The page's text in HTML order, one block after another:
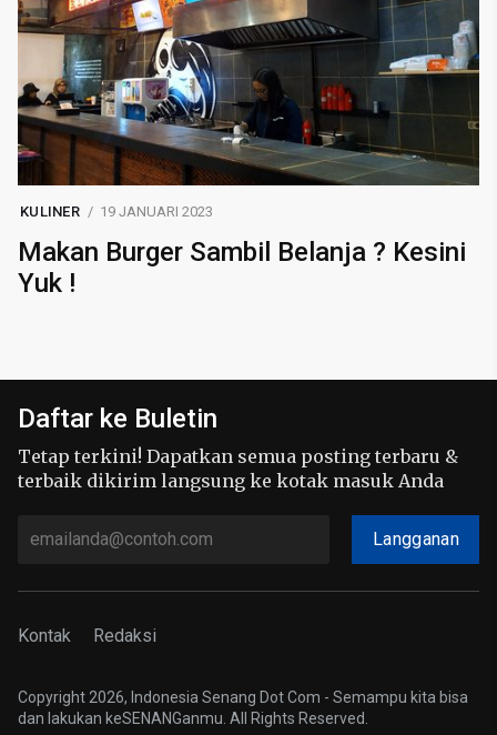
KULINER 19 JANUARI 2023
Makan Burger Sambil Belanja ? Kesini
Yuk !
Daftar ke Buletin
Tetap terkini! Dapatkan semua posting terbaru &
terbaik dikirim langsung ke kotak masuk Anda
Langganan
Kontak Redaksi
Copyright 2026, Indonesia Senang Dot Com - Semampu kita bisa
dan lakukan keSENANGanmu. All Rights Reserved.